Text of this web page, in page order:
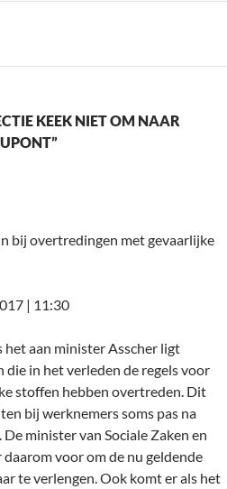
KEEK NIET OM NAAR
bij overtredingen met gevaarlijke
| 11:30
het aan minister Asscher ligt
die in het verleden de regels voor
stoffen hebben overtreden. Dit
bij werknemers soms pas na
minister van Sociale Zaken en
voor om de nu geldende
te verlengen. Ook komt er als het